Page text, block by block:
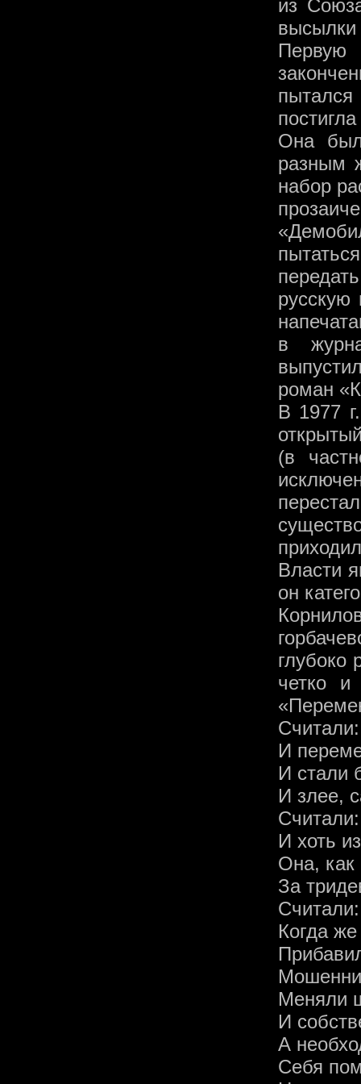
из
Она
разным
набор
русскую
в
роман
В 1977
(в
Власти
он
глубоко
четко и
И
И стали
И злее,
И хоть
Она, как
За
Когда
Меняли
И
А
Себя